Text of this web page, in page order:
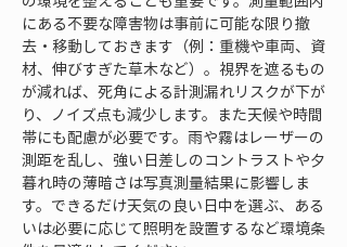
にある不要な障害物は事前に可能な限り撤
去・移動しておきます（例：重機や車両、資
材、伸びすぎた草木など）。視界を遮るもの
が減れば、死角による計測漏れリスクが下が
り、ノイズ点も減少します。また天候や時間
帯にも配慮が必要です。雨や霧はレーザーの
測距を乱し、強い日差しのコントラストや夕
暮れ時の薄暗さは写真測量結果に影響しま
す。できるだけ天気の良い日中を選ぶ、ある
いは必要に応じて照明を設置するなど環境条